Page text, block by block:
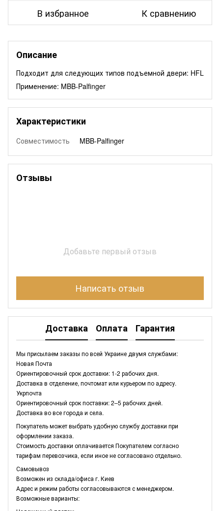
В избранное К сравнению
Описание
Подходит для следующих типов подъемной двери: HFL
Применение: MBB-Palfinger
Характеристики
Совместимость MBB-Palfinger
Отзывы
Добавьте первый отзыв
Написать отзыв
Доставка Оплата Гарантия
Мы присылаем заказы по всей Украине двумя службами:
Новая Почта
Ориентировочный срок доставки: 1-2 рабочих дня.
Доставка в отделение, почтомат или курьером по адресу.
Укрпочта
Ориентировочный срок поставки: 2–5 рабочих дней.
Доставка во все города и села.
Покупатель может выбрать удобную службу доставки при
оформлении заказа.
Стоимость доставки оплачивается Покупателем согласно
тарифам перевозчика, если иное не согласовано отдельно.
Самовывоз
Возможен из склада/офиса г. Киев
Адрес и режим работы согласовываются с менеджером.
Возможные варианты: